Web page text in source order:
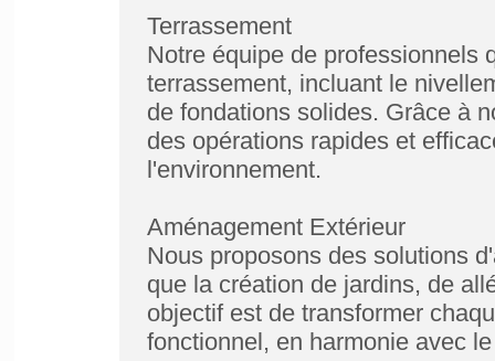
Terrassement
Notre équipe de professionnels
terrassement, incluant le
de fondations solides. Grâce à
des opérations rapides et
l'environnement.
Aménagement Extérieur
Nous proposons des solutions
que la création de jardins, de
objectif est de transformer
fonctionnel, en harmonie avec